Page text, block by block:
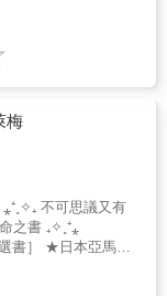
朗〈絕緣〉為愛情
跨越的鴻溝；阮玉
的難耐；拉加先
為黑暗裡的絕望與
作品是特別為此企
次外譯收錄進此
市，他們結合自身
型，競演出九篇
風情、人文特色，
版社發起跨國企
說家，以「絕緣」
小說，集結出版。
．勒威瓦翁沙、香
南阮玉四、臺灣連
絕緣」兩字，分別
隔絕、孤立……等
〉、郝景芳〈積極
〉砌起未來城市的
際接觸；亞非言
無法顛覆；威瓦．
朗〈絕緣〉為愛情
梅
不可思議又有
之書 ₊✧˳⁺⁎
書］ ★日本亞馬遜
了我強烈的鼓勵，